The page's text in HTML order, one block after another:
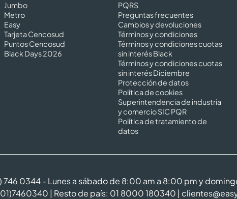
Jumbo
Metro
Easy
Tarjeta Cencosud
Puntos Cencosud
Black Days 2026
PQRS
Preguntas frecuentes
Cambios y devoluciones
Términos y condiciones
Términos y condiciones cuotas
sin interés Black
Términos y condiciones cuotas
sin interés Diciembre
Protección de datos
Política de cookies
Superintendencia de industria
y comercio SIC PQR
Política de tratamiento de
datos
746 0344 - Lunes a sábado de 8:00 am a 8:00 pm y
| Resto de país: 01 8000 180340 |